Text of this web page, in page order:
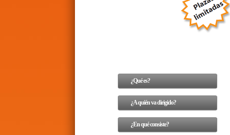
¿Qué es?
¿A quién va dirigido?
¿En qué consiste?